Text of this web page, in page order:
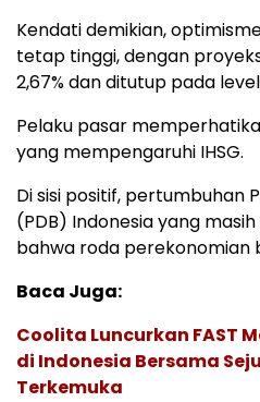
Kendati demikian,
tetap tinggi, dengan
2,67% dan ditutup pada level
Pelaku pasar
yang mempengaruhi IHSG.
Di sisi positif, pertumbuhan
(PDB) Indonesia yang
bahwa roda perekonomian
Baca Juga:
Coolita Luncurkan FAST
di Indonesia Bersama
Terkemuka